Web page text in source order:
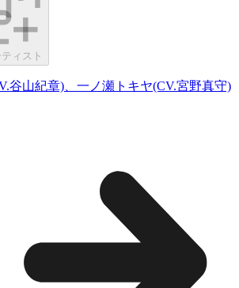
ィスト
谷山紀章)、一ノ瀬トキヤ(CV.宮野真守)